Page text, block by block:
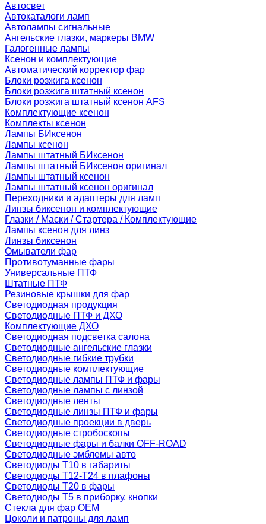
Автосвет
Автокаталоги ламп
Автолампы сигнальные
Ангельские глазки, маркеры BMW
Галогенные лампы
Ксенон и комплектующие
Автоматический корректор фар
Блоки розжига ксенон
Блоки розжига штатный ксенон
Блоки розжига штатный ксенон AFS
Комплектующие ксенон
Комплекты ксенон
Лампы БИксенон
Лампы ксенон
Лампы штатный БИксенон
Лампы штатный БИксенон оригинал
Лампы штатный ксенон
Лампы штатный ксенон оригинал
Переходники и адаптеры для ламп
Линзы биксенон и комплектующие
Глазки / Маски / Стартера / Комплектующие
Лампы ксенон для линз
Линзы биксенон
Омыватели фар
Противотуманные фары
Универсальные ПТФ
Штатные ПТФ
Резиновые крышки для фар
Светодиодная продукция
Светодиодные ПТФ и ДХО
Комплектующие ДХО
Светодиодная подсветка салона
Светодиодные ангельские глазки
Светодиодные гибкие трубки
Светодиодные комплектующие
Светодиодные лампы ПТФ и фары
Светодиодные лампы с линзой
Светодиодные ленты
Светодиодные линзы ПТФ и фары
Светодиодные проекции в дверь
Светодиодные стробоскопы
Светодиодные фары и балки OFF-ROAD
Светодиодные эмблемы авто
Светодиоды T10 в габариты
Светодиоды T12-T24 в плафоны
Светодиоды T20 в фары
Светодиоды T5 в приборку, кнопки
Стекла для фар OEM
Цоколи и патроны для ламп